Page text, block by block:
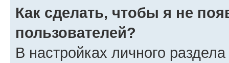
Как сделать, чтобы я не
пользователей?
В настройках личного